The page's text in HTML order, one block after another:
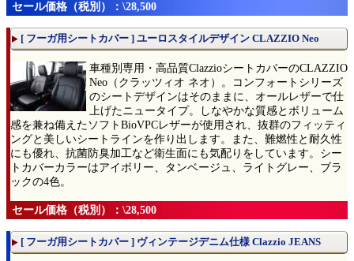
セール価格（税別）：\28,500
[ フーガ用シートカバー ] ユーロスタイルデザイン CLAZZIO Neo
車種別専用・高品質ClazzioシートカバーのCLAZZIO
Neo（クラッツィオ ネオ）。コンフォートシリーズ
のシートデザインはそのままに、オールレザーで仕
上げたニュータイプ。しなやかな質感とボリューム
感を兼ね備えたソフトBioVPCレザーが使用され、抜群のフィッティ
ングと美しいシートラインを作り出します。また、難燃性と耐久性
にも優れ、抗菌防臭加工など衛生面にも気配りをしています。シー
トカバーカラーはアイボリー、タンベージュ、ライトグレー、ブラ
ックの4色。
セール価格（税別）：\28,500
[ フーガ用シートカバー ] ヴィンテージデニム仕様 Clazzio JEANS